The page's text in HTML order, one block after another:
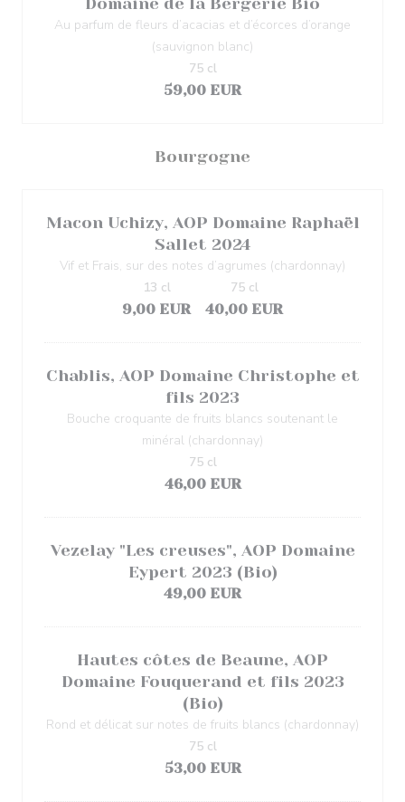
Domaine de la Bergerie Bio
Au parfum de fleurs d’acacias et d’écorces d’orange
(sauvignon blanc)
59,00 EUR
75 cl
Bourgogne
Macon Uchizy, AOP Domaine Raphaël
Sallet 2024
Vif et Frais, sur des notes d’agrumes (chardonnay)
9,00 EUR
13 cl
40,00 EUR
75 cl
Chablis, AOP Domaine Christophe et
fils 2023
Bouche croquante de fruits blancs soutenant le
minéral (chardonnay)
46,00 EUR
75 cl
Vezelay "Les creuses", AOP Domaine
Eypert 2023 (Bio)
49,00 EUR
Hautes côtes de Beaune, AOP
Domaine Fouquerand et fils 2023
(Bio)
Rond et délicat sur notes de fruits blancs (chardonnay)
53,00 EUR
75 cl